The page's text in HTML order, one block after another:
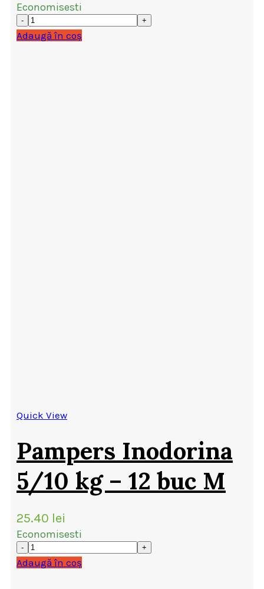
Economisesti
Adaugă în coș
Quick View
Pampers Inodorina
5/10 kg – 12 buc M
25.40 lei
Economisesti
Adaugă în coș